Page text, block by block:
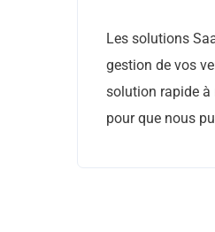
Les solutions
gestion de vos
solution rapide à
pour que nous